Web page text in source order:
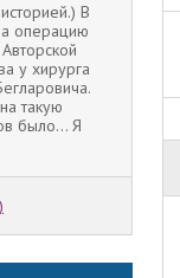
В
операцию
у хирурга
такую
было... Я